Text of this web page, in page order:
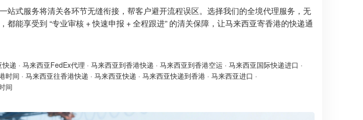
站式服务将清关各环节无缝衔接，帮客户避开流程误区。选择我们的全境代理服务，无
都能享受到 “专业审核 + 快速申报 + 全程跟进” 的清关保障，让马来西亚寄香港的快递通
快递 · 马来西亚FedEx代理 · 马来西亚到香港快递 · 马来西亚到香港空运 · 马来西亚国际快递进口 ·
时间 · 马来西亚往香港快递 · 马来西亚快递 · 马来西亚快递到香港 · 马来西亚进口 ·
间